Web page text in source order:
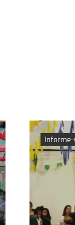
Informe-